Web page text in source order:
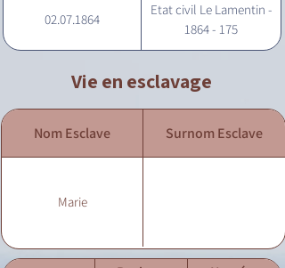
02.07.1864
Etat civil Le Lamentin -
1864 - 175
Vie en esclavage
Nom Esclave Surnom Esclave
Marie